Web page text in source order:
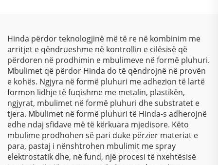
Hinda përdor teknologjinë më të re në kombinim me
arritjet e qëndrueshme në kontrollin e cilësisë që
përdoren në prodhimin e mbulimeve në formë pluhuri.
Mbulimet që përdor Hinda do të qëndrojnë në provën
e kohës. Ngjyra në formë pluhuri me adhezion të lartë
formon lidhje të fuqishme me metalin, plastikën,
ngjyrat, mbulimet në formë pluhuri dhe substratet e
tjera. Mbulimet në formë pluhuri të Hinda-s adherojnë
edhe ndaj sfidave më të kërkuara mjedisore. Këto
mbulime prodhohen së pari duke përzier materiat e
para, pastaj i nënshtrohen mbulimit me spray
elektrostatik dhe, në fund, një procesi të nxehtësisë